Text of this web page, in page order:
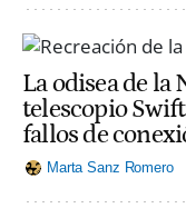
La odisea de la
telescopio
fallos de
Marta Sanz Romero